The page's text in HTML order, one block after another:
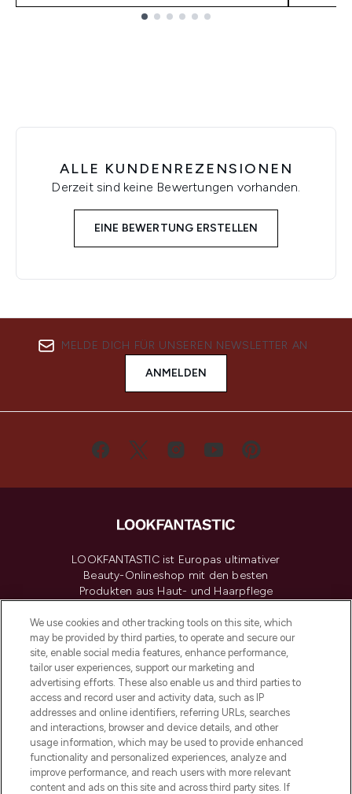
ALLE KUNDENREZENSIONEN
Derzeit sind keine Bewertungen vorhanden.
EINE BEWERTUNG ERSTELLEN
MELDE DICH FÜR UNSEREN NEWSLETTER AN
ANMELDEN
LOOKFANTASTIC ist Europas ultimativer
Beauty-Onlineshop mit den besten
Produkten aus Haut- und Haarpflege
renommierten Marken. Shoppe online
oder über die App mit kostenloser
Lieferung ab einem Einkaufswert von 30€.
Cookie-Einwilligung
Do Not Sell or Share My Personal
Information
HILFE & INFORMATION
We use cookies and other tracking tools on this site, which
may be provided by third parties, to operate and secure our
site, enable social media features, enhance performance,
tailor user experiences, support our marketing and
advertising efforts. These also enable us and third parties to
access and record user and activity data, such as IP
addresses and online identifiers, referring URLs, searches
and interactions, browser and device details, and other
usage information, which may be used to provide enhanced
functionality and personalized experiences, analyze and
improve performance, and reach users with more relevant
content and ads on this site and across third party sites. If